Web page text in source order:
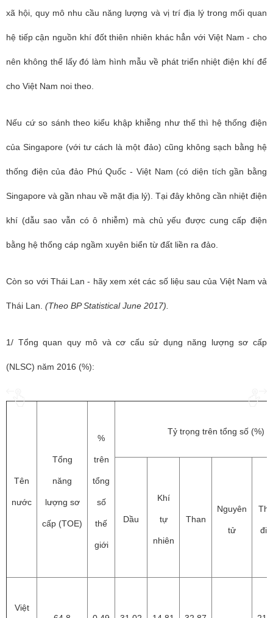
xã hội, quy mô nhu cầu năng lượng và vị trí địa lý trong mối quan
hệ tiếp cận nguồn khí đốt thiên nhiên khác hẳn với Việt Nam - cho
nên không thể lấy đó làm hình mẫu về phát triển nhiệt điện khí để
cho Việt Nam noi theo.
Nếu cứ so sánh theo kiểu khập khiễng như thế thì hệ thống điện
của Singapore (với tư cách là một đảo) cũng không sạch bằng hệ
thống điện của đảo Phú Quốc - Việt Nam (có diện tích gần bằng
Singapore và gần nhau về mặt địa lý). Tại đây không cần nhiệt điện
khí (dẫu sao vẫn có ô nhiễm) mà chủ yếu được cung cấp điện
bằng hệ thống cáp ngầm xuyên biển từ đất liền ra đảo.
Còn so với Thái Lan - hãy xem xét các số liệu sau của Việt Nam và
Thái Lan. (Theo BP Statistical June 2017).
1/ Tổng quan quy mô và cơ cấu sử dụng năng lượng sơ cấp
(NLSC) năm 2016 (%):
Tên
nước
Tổng
năng
lượng sơ
cấp (TOE)
%
trên
tổng
số
thế
giới
Tỷ trọng trên tổng số (%)
Dầu
Khí
tự
nhiên
Than
Nguyên
tử
Việt